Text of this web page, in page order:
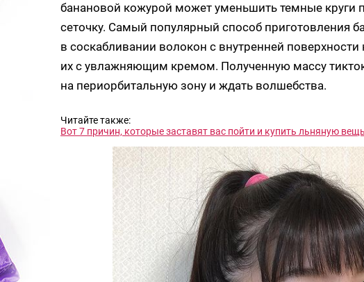
банановой кожурой может уменьшить темные круги
сеточку. Самый популярный способ приготовления
в соскабливании волокон с внутренней
их с увлажняющим кремом. Полученную массу
на периорбитальную зону и ждать волшебства.
Читайте также:
Вот 7 причин, которые заставят вас пойти и купить льняную